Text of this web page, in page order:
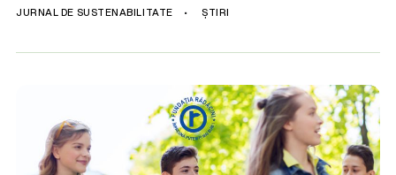
BUNE PRACTICI
JURNAL DE SUSTENABILITATE • ȘTIRI